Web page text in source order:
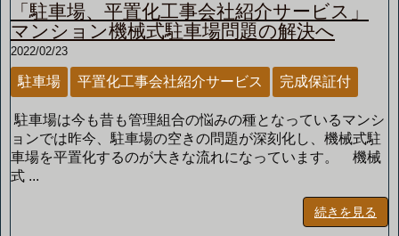
「駐車場、平置化工事会社紹介サービス」
マンション機械式駐車場問題の解決へ
2022/02/23
駐車場 平置化工事会社紹介サービス 完成保証付
駐車場は今も昔も管理組合の悩みの種となっているマンシ
ョンでは昨今、駐車場の空きの問題が深刻化し、機械式駐
車場を平置化するのが大きな流れになっています。 機械
式 ...
続きを見る